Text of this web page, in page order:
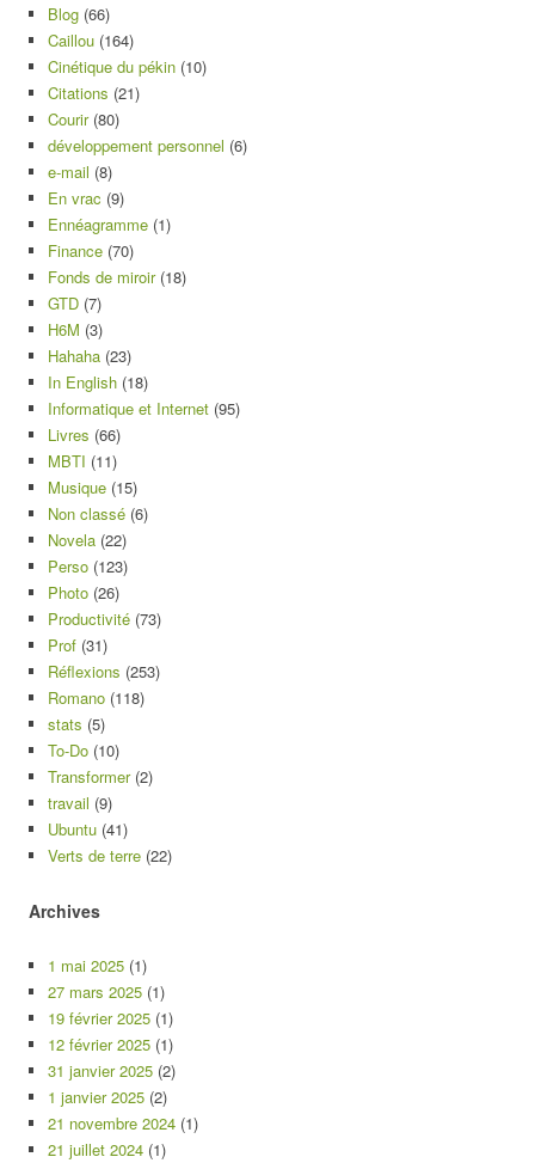
Blog (66)
Caillou (164)
Cinétique du pékin (10)
Citations (21)
Courir(80)
développement personnel (6)
e-mail (8)
En vrac (9)
Ennéagramme (1)
Finance (70)
Fonds de miroir(18)
GTD (7)
H6M (3)
Hahaha (23)
In English (18)
Informatique et Internet (95)
Livres (66)
MBTI (11)
Musique (15)
Non classé (6)
Novela (22)
Perso (123)
Photo (26)
Productivité (73)
Prof (31)
Réflexions (253)
Romano (118)
stats (5)
To-Do (10)
Transformer(2)
travail (9)
Ubuntu (41)
Verts de terre (22)
Archives
1 mai 2025 (1)
27 mars 2025 (1)
19 février 2025 (1)
12 février 2025 (1)
31 janvier 2025 (2)
1 janvier 2025 (2)
21 novembre 2024 (1)
21 juillet 2024 (1)